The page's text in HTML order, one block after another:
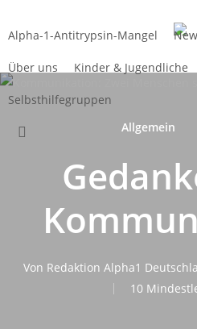
Hauptinhalt
Alpha-1-Antitrypsin-Mangel
Über uns Kinder & Jugendliche
Selbsthilfegruppen
Allgemein
Von Redaktion Alpha1
10